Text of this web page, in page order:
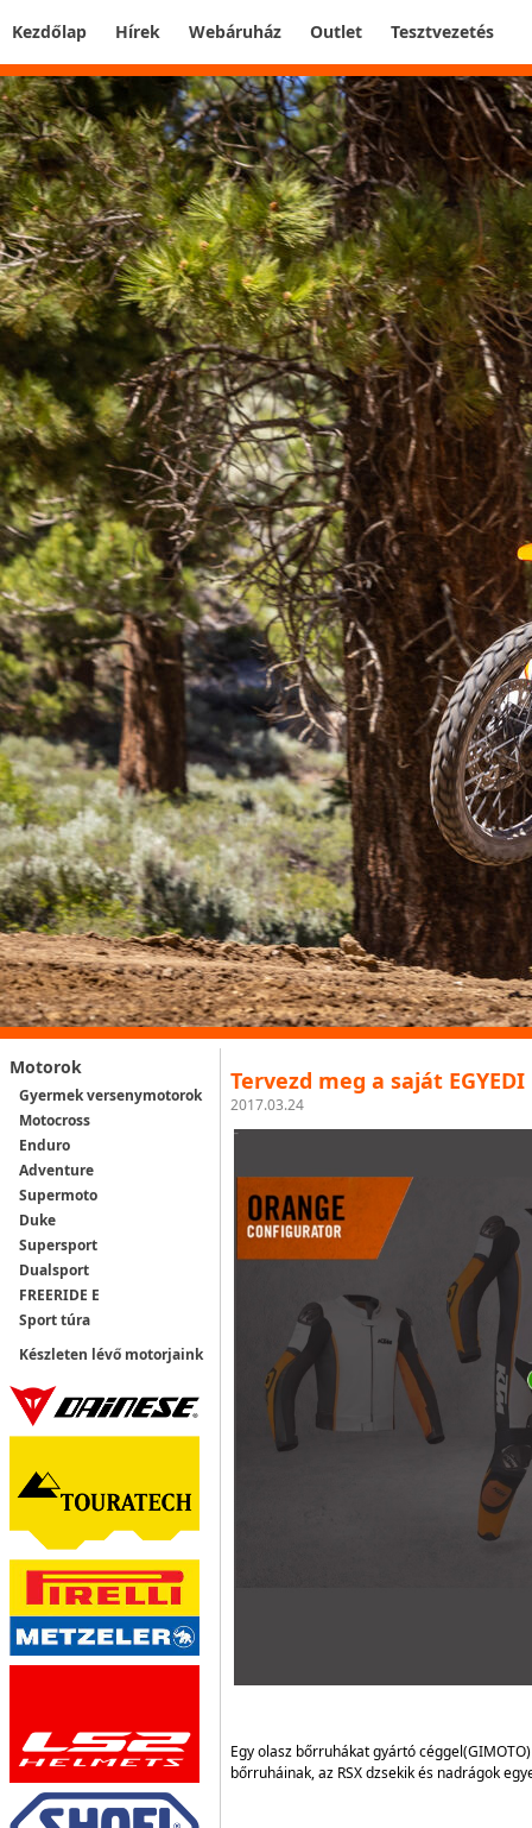
Kezdőlap Hírek Webáruház Outlet Tesztvezetés
Motorok
Gyermek versenymotorok
Motocross
Enduro
Adventure
Supermoto
Duke
Supersport
Dualsport
FREERIDE E
Sport túra
Készleten lévő motorjaink
Tervezd meg a saját
2017.03.24
Egy olasz bőrruhákat gyártó
bőrruháinak, az RSX dzsekik és nadrágok